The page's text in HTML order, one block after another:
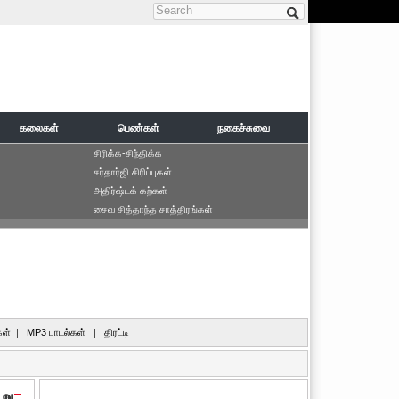
Search form
கலைகள் பெண்கள் நகைச்சுவை
சிரிக்க-சிந்திக்க
சர்தார்ஜி சிரிப்புகள்
அதிர்ஷ்டக் கற்கள்
சைவ சித்தாந்த சாத்திரங்கள்
| MP3 பாடல்கள் | திரட்டி